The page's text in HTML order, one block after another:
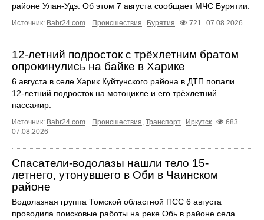
районе Улан-Удэ. Об этом 7 августа сообщает МЧС Бурятии.
Источник: Babr24.com. Происшествия Бурятия 721 07.08.2026
12‑летний подросток с трёхлетним братом
опрокинулись на байке в Харике
6 августа в селе Харик Куйтунского района в ДТП попали
12‑летний подросток на мотоцикле и его трёхлетний
пассажир.
Источник: Babr24.com. Происшествия, Транспорт Иркутск
683
07.08.2026
Спасатели-водолазы нашли тело 15-
летнего, утонувшего в Оби в Чаинском
районе
Водолазная группа Томской областной ПСС 6 августа
проводила поисковые работы на реке Обь в районе села